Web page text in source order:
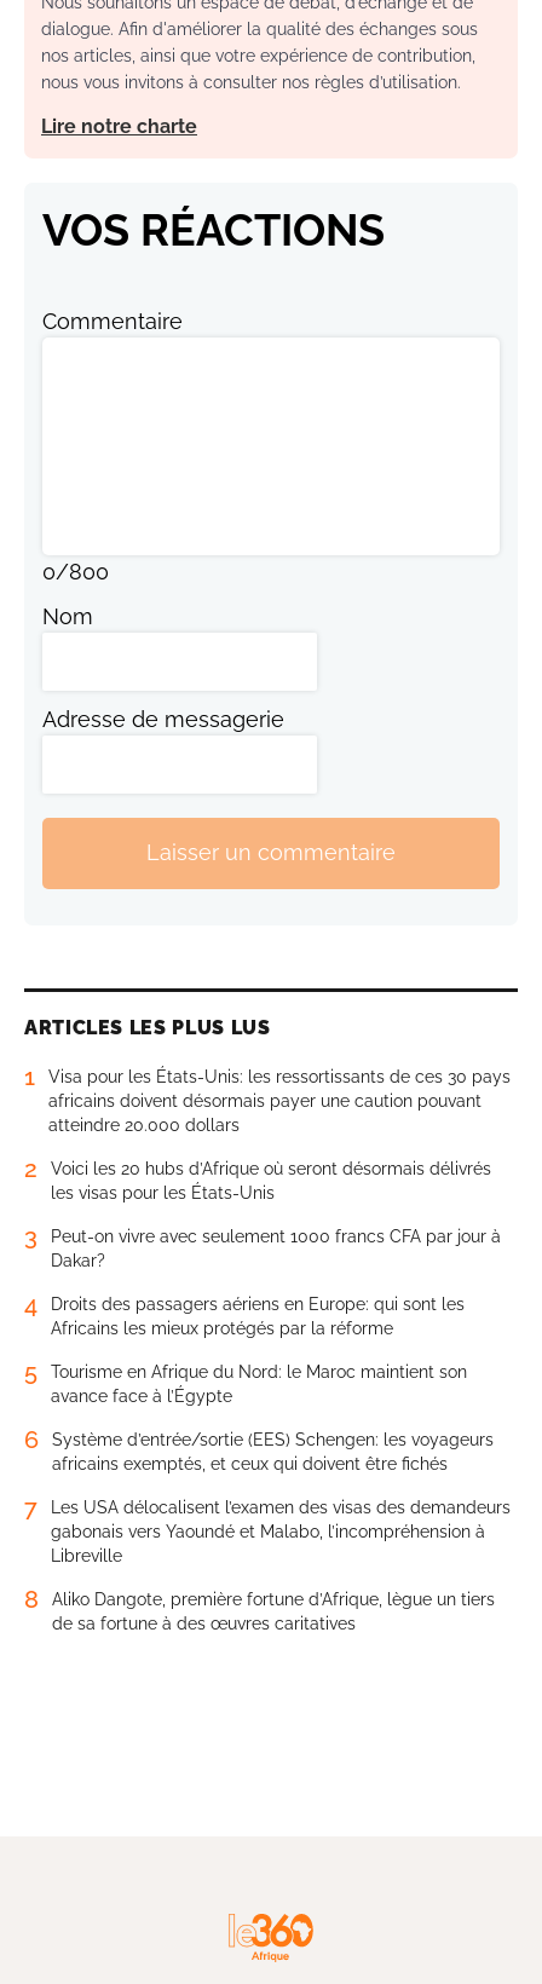
dialogue. Afin d'améliorer la qualité des échanges sous
nos articles, ainsi que votre expérience de contribution,
nous vous invitons à consulter nos règles d’utilisation.
Lire notre charte
VOS RÉACTIONS
Commentaire
0/800
Nom
Adresse de messagerie
Laisser un commentaire
ARTICLES LES PLUS LUS
1
Visa pour les États-Unis: les ressortissants de ces 30 pays
africains doivent désormais payer une caution pouvant
atteindre 20.000 dollars
2
Voici les 20 hubs d’Afrique où seront désormais délivrés
les visas pour les États-Unis
3
Peut-on vivre avec seulement 1000 francs CFA par jour à
Dakar?
4
Droits des passagers aériens en Europe: qui sont les
Africains les mieux protégés par la réforme
5
Tourisme en Afrique du Nord: le Maroc maintient son
avance face à l’Égypte
6
Système d’entrée/sortie (EES) Schengen: les voyageurs
africains exemptés, et ceux qui doivent être fichés
7
Les USA délocalisent l’examen des visas des demandeurs
gabonais vers Yaoundé et Malabo, l’incompréhension à
Libreville
8
Aliko Dangote, première fortune d’Afrique, lègue un tiers
de sa fortune à des œuvres caritatives